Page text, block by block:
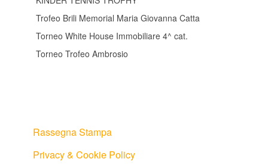
Trofeo Brili Memorial Maria Giovanna Catta
Torneo White House Immobiliare 4^ cat.
Torneo Trofeo Ambrosio
Rassegna Stampa
Privacy & Cookie Policy